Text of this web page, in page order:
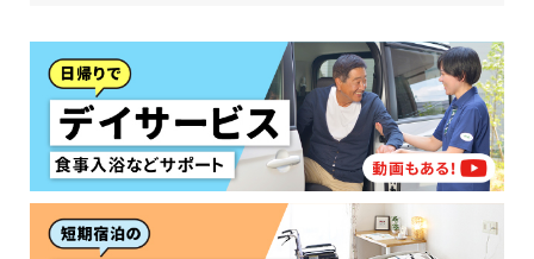
来てもらいたい